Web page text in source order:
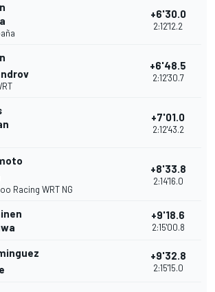
+6'30.0
2:12'12.2
+6'48.5
2:12'30.7
+7'01.0
2:12'43.2
Racing WRT NG
+8'33.8
2:14'16.0
+9'18.6
2:15'00.8
+9'32.8
2:15'15.0